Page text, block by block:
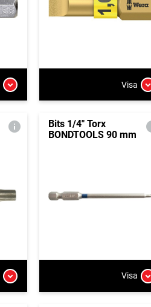
Visa
Bits 1/4" Torx
BONDTOOLS 90 mm
Visa